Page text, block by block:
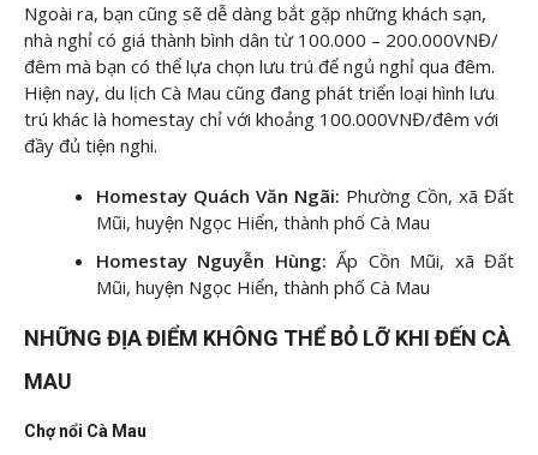
Ngoài ra, bạn cũng sẽ dễ dàng bắt gặp những khách sạn,
nhà nghỉ có giá thành bình dân từ 100.000 – 200.000VNĐ/
đêm mà bạn có thể lựa chọn lưu trú để ngủ nghỉ qua đêm.
Hiện nay, du lịch Cà Mau cũng đang phát triển loại hình lưu
trú khác là homestay chỉ với khoảng 100.000VNĐ/đêm với
đầy đủ tiện nghi.
Homestay Quách Văn Ngãi: Phường Cồn, xã Đất
Mũi, huyện Ngọc Hiển, thành phố Cà Mau
Homestay Nguyễn Hùng: Ấp Cồn Mũi, xã Đất
Mũi, huyện Ngọc Hiển, thành phố Cà Mau
NHỮNG ĐỊA ĐIỂM KHÔNG THỂ BỎ LỠ KHI ĐẾN CÀ
MAU
Chợ nổi Cà Mau